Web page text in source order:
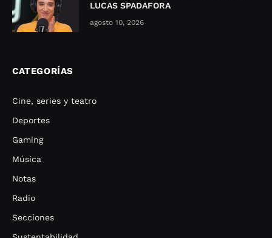
LUCAS SPADAFORA
agosto 10, 2026
CATEGORÍAS
Cine, series y teatro
Deportes
Gaming
Música
Notas
Radio
Secciones